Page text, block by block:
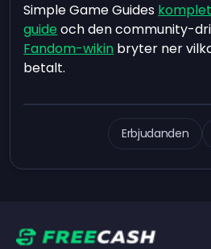
Simple Game Guides
guide och den community-
Fandom-wikin bryter ner
betalt.
Erbjudanden